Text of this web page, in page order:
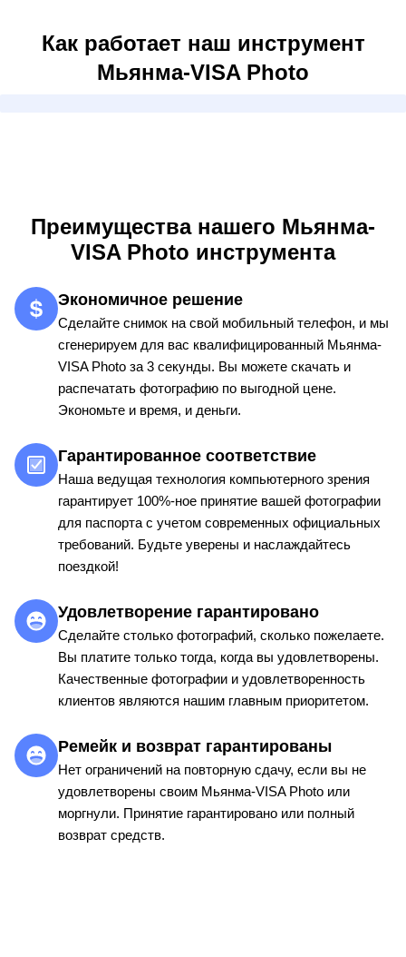
Как работает наш инструмент
Мьянма-VISA Photo
Преимущества нашего Мьянма-
VISA Photo инструмента
Экономичное решение
Сделайте снимок на свой мобильный телефон, и мы
сгенерируем для вас квалифицированный Мьянма-
VISA Photo за 3 секунды. Вы можете скачать и
распечатать фотографию по выгодной цене.
Экономьте и время, и деньги.
Гарантированное соответствие
Наша ведущая технология компьютерного зрения
гарантирует 100%-ное принятие вашей фотографии
для паспорта с учетом современных официальных
требований. Будьте уверены и наслаждайтесь
поездкой!
Удовлетворение гарантировано
Сделайте столько фотографий, сколько пожелаете.
Вы платите только тогда, когда вы удовлетворены.
Качественные фотографии и удовлетворенность
клиентов являются нашим главным приоритетом.
Ремейк и возврат гарантированы
Нет ограничений на повторную сдачу, если вы не
удовлетворены своим Мьянма-VISA Photo или
моргнули. Принятие гарантировано или полный
возврат средств.